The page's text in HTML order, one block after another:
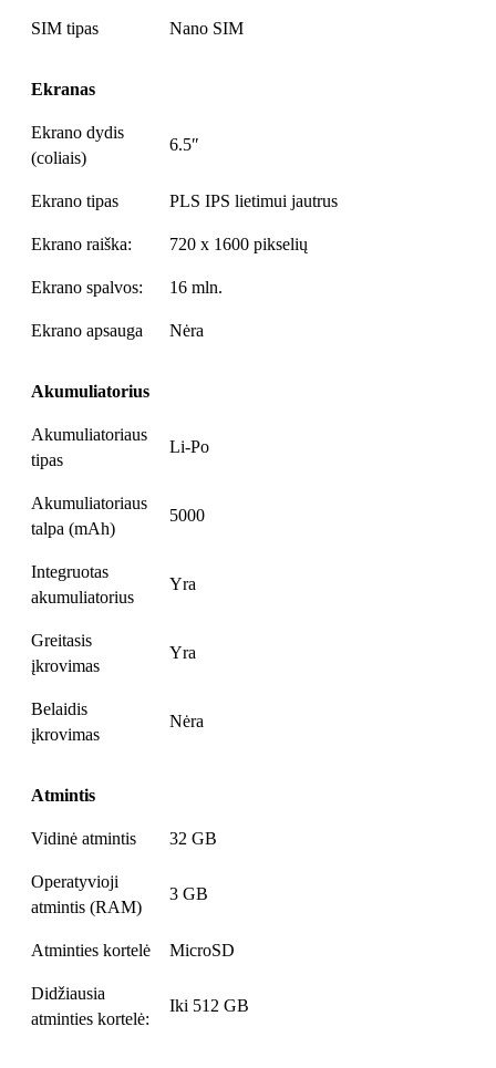
SIM tipas Nano SIM
Ekranas
Ekrano dydis
(coliais)
6.5″
Ekrano tipas PLS IPS lietimui jautrus
Ekrano raiška: 720 x 1600 pikselių
Ekrano spalvos: 16 mln.
Ekrano apsauga Nėra
Akumuliatorius
Akumuliatoriaus
tipas
Li-Po
Akumuliatoriaus
talpa (mAh)
5000
Integruotas
akumuliatorius
Yra
Greitasis
įkrovimas
Yra
Belaidis
įkrovimas
Nėra
Atmintis
Vidinė atmintis 32 GB
Operatyvioji
atmintis (RAM)
3 GB
Atminties kortelė MicroSD
Didžiausia
atminties kortelė:
Iki 512 GB